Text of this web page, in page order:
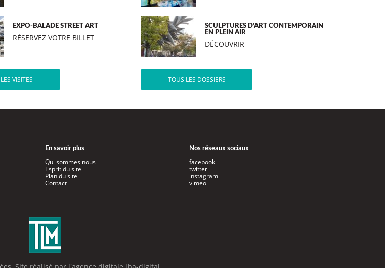
EXPO-BALADE STREET ART
RÉSERVEZ VOTRE BILLET
VISITES
SCULPTURES D’ART CONTEMPORAIN
EN PLEIN AIR
DÉCOUVRIR
TOUS LES DOSSIERS
En savoir plus
Qui sommes nous
Esprit du site
Plan du site
Contact
Nos réseaux sociaux
facebook
twitter
instagram
vimeo